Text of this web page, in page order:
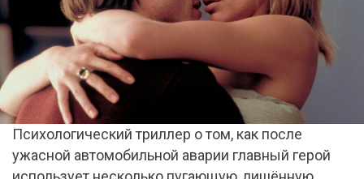
Психологический триллер о том, как после
ужасной автомобильной аварии главный герой